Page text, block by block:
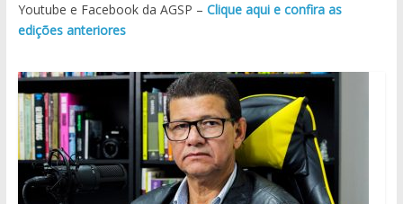
Youtube e Facebook da AGSP – Clique aqui e confira as
edições anteriores